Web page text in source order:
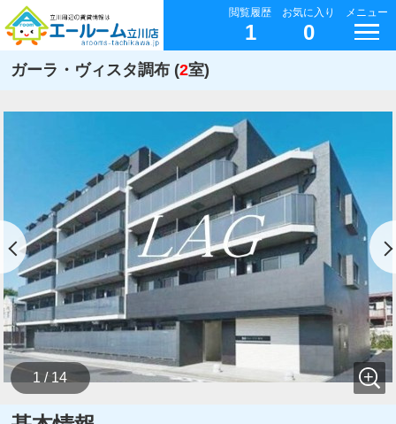
閲覧履歴
1
お気に入り
0
メニュー
ガーラ・ヴィスタ調布 (2室)
1 / 14